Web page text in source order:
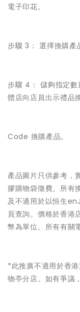
電子印花。
步驟 3： 選擇換購產
步驟 4： 儲夠指定
體店向店員出示禮品
Code 換購產品。
產品圖片只供參考，
膠購物袋徵費。所有
及不適用於以恒生
頁查詢。價格於香港
幣為單位。所有有關
*此推廣不適用於香
物亭分店。如有爭議